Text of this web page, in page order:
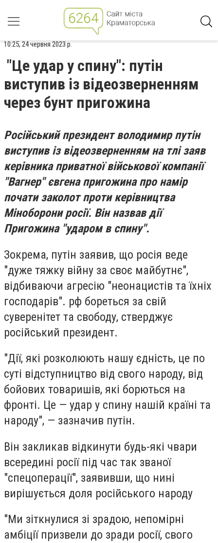
10:25, 24 червня 2023 р.
"Це удар у спину": путін
виступив із відеозверненням
через бунт пригожина
Російський президент володимир путін
виступив із відеозверненням на тлі заяв
керівника приватної військової компанії
"Вагнер" євгена пригожина про намір
почати заколот проти керівництва
Міноборони росії. Він назвав дії
Пригожина "ударом в спину".
Зокрема, путін заявив, що росія веде
"дуже тяжку війну за своє майбутнє",
відбиваючи агресію "неонацистів та їхніх
господарів". рф бореться за свій
суверенітет та свободу, стверджує
російський президент.
"Дії, які розколюють нашу єдність, це по
суті відступництво від свого народу, від
бойових товаришів, які борються на
фронті. Це — удар у спину нашій країні та
народу", — зазначив путін.
Він закликав відкинути будь-які чвари
всередині росії під час так званої
"спецоперації", заявивши, що нині
вирішується доля російського народу
"Ми зіткнулися зі зрадою, непомірні
амбіції призвели до зради росії, свого